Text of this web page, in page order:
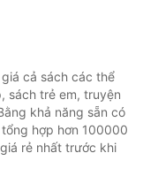
cả sách các thể
sách trẻ em, truyện
khả năng sẵn có
hợp hơn 100000
rẻ nhất trước khi